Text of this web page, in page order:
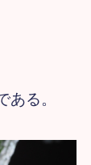
ある。